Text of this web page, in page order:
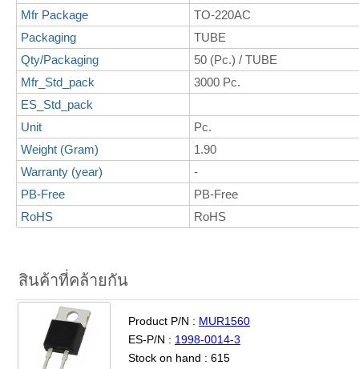
Mfr Package
TO-220AC
Packaging
TUBE
Qty/Packaging
50 (Pc.) / TUBE
Mfr_Std_pack
3000 Pc.
ES_Std_pack
Unit
Pc.
Weight (Gram)
1.90
Warranty (year)
-
PB-Free
PB-Free
RoHS
RoHS
สินค้าที่คล้ายกัน
Product P/N : MUR1560
ES-P/N : 1998-0014-3
Stock on hand : 615